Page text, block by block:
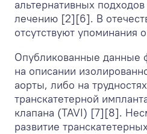
альтернативных
лечению [2][6]. В
отсутствуют упоминания
Опубликованные данные
на описании
аорты, либо на
транскатетерной
клапана (TAVI) [7][8].
развитие